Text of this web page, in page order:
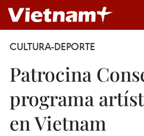
CULTURA-DEPORTE
Patrocina
programa
en Vietnam